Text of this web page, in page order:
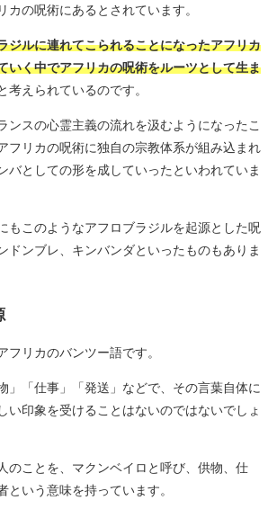
カの呪術にあるとされています。
ジルに連れてこられることになったアフリカ
いく中でアフリカの呪術をルーツとして生ま
考えられているのです。
ンスの心霊主義の流れを汲むようになったこ
フリカの呪術に独自の宗教体系が組み込まれ
バとしての形を成していったといわれていま
もこのようなアフロブラジルを起源とした呪
ドンブレ、キンバンダといったものもありま
フリカのバンツー語です。
」「仕事」「発送」などで、その言葉自体に
い印象を受けることはないのではないでしょ
のことを、マクンベイロと呼び、供物、仕
という意味を持っています。